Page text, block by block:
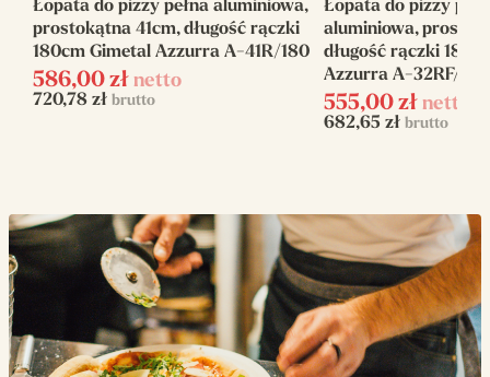
Linia Gold
Łopata do pizzy pełna aluminiowa,
prostokątna 41cm, długość rączki
180cm Gimetal Azzurra A-41R/180
586,00 zł netto
720,78 zł brutto
Łopata do pizzy
aluminiowa,
długość rączki
Azzurra A-32RF/180
555,00 zł netto
682,65 zł brutto